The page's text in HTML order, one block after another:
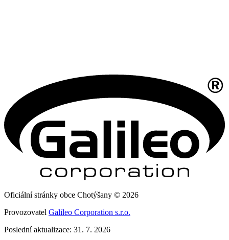
Oficiální stránky obce Chotýšany © 2026
Provozovatel Galileo Corporation s.r.o.
Poslední aktualizace: 31. 7. 2026